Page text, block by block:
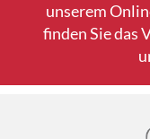
unserem
finden Sie das